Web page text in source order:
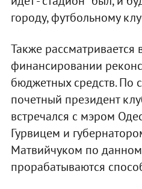
городу, футбольному
Также рассматривается
финансировании
бюджетных средств. По
почетный президент
встречался с мэром
Гурвицем и
Матвийчуком по
прорабатываются